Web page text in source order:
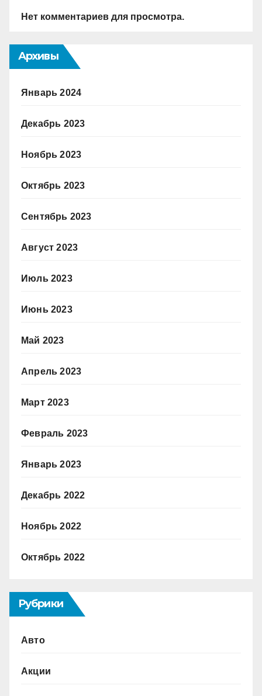
Нет комментариев для просмотра.
Архивы
Январь 2024
Декабрь 2023
Ноябрь 2023
Октябрь 2023
Сентябрь 2023
Август 2023
Июль 2023
Июнь 2023
Май 2023
Апрель 2023
Март 2023
Февраль 2023
Январь 2023
Декабрь 2022
Ноябрь 2022
Октябрь 2022
Рубрики
Авто
Акции